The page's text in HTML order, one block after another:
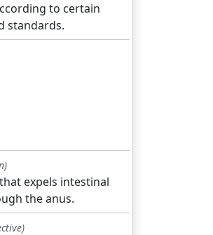
to certain
standards.
expels intestinal
the anus.